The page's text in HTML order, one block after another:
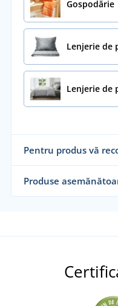
Gospodărie
Lenjerie de
Lenjerie de
Pentru produs vă
Alegerea noastră
Produse